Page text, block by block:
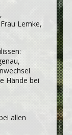
Lemke,
Hände bei
allen